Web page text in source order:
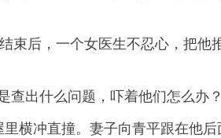
后，一个女医生不忍心，把他
出什么问题，吓着他们怎么办
冲直撞。妻子向青平跟在他后